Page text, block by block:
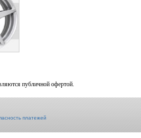
публичной офертой.
платежей